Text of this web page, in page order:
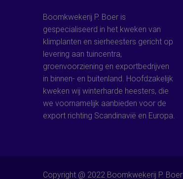
Boomkwekerij P. Boer is
gespecialiseerd in het kweken van
klimplanten en sierheesters gericht op
levering aan tuincentra,
groenvoorziening en exportbedrijven
in binnen- en buitenland. Hoofdzakelijk
kweken wij winterharde heesters, die
we voornamelijk aanbieden voor de
export richting Scandinavië en Europa.
Copyright @ 2022 Boomkwekerij P. Boer